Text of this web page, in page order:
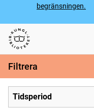
begränsningen.
Svenska tidningar
Filtrera
Tidsperiod